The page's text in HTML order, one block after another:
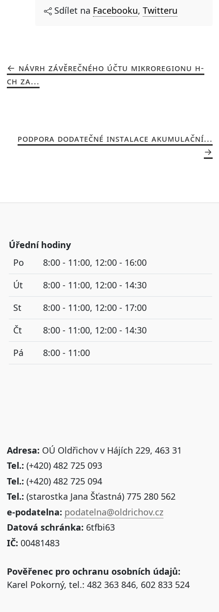
Sdílet na Facebooku, Twitteru
NÁVRH ZÁVĚREČNÉHO ÚČTU MIKROREGIONU H-
CH ZA...
PODPORA DODATEČNÉ INSTALACE AKUMULAČNÍ...
Úřední hodiny
Po
8:00 - 11:00, 12:00 - 16:00
Út
8:00 - 11:00, 12:00 - 14:30
St
8:00 - 11:00, 12:00 - 17:00
Čt
8:00 - 11:00, 12:00 - 14:30
Pá
8:00 - 11:00
Adresa: OÚ Oldřichov v Hájích 229, 463 31
Tel.: (+420) 482 725 093
Tel.: (+420) 482 725 094
Tel.: (starostka Jana Šťastná) 775 280 562
e-podatelna: podatelna@oldrichov.cz
Datová schránka: 6tfbi63
IČ: 00481483
Pověřenec pro ochranu osobních údajů:
Karel Pokorný, tel.: 482 363 846, 602 833 524